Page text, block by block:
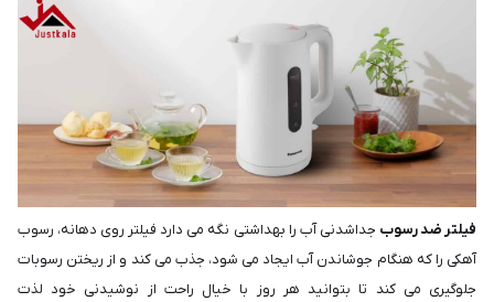
فیلتر ضد رسوب جداشدنی آب را بهداشتی نگه می دارد فیلتر روی دهانه، رسوب
آهکی را که هنگام جوشاندن آب ایجاد می شود، جذب می کند و از ریختن رسوبات
جلوگیری می کند تا بتوانید هر روز با خیال راحت از نوشیدنی خود لذت